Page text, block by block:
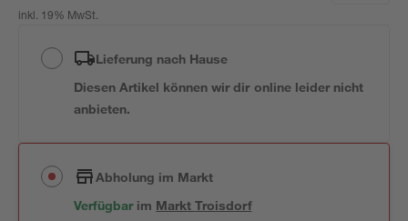
inkl. 19% MwSt.
Lieferung nach Hause
Diesen Artikel können wir dir online leider nicht
anbieten.
Abholung im Markt
Verfügbar im MarktTroisdorf